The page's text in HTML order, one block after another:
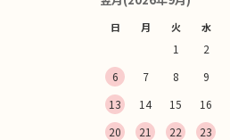
日 月 火 水
1 2
6
7 8 9
13
14 15 16
20
21 22 23